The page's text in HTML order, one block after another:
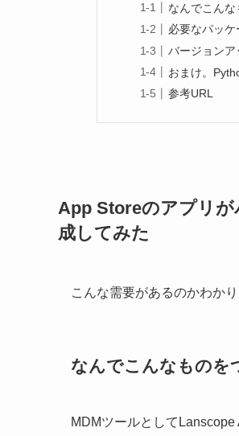
なんでこん
必要なパッ
バージョンア
おまけ。
参考URL
App Storeのアプリ
成してみた
こんな需要があるのかわか
なんでこんなものを
MDMツールとして